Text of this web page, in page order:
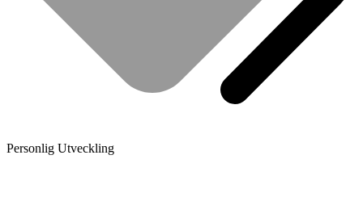
Personlig Utveckling